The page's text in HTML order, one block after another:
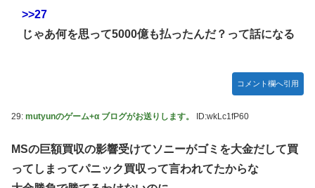
>>27
じゃあ何を思って5000億も払ったんだ？って話になる
コメント欄へ引用
29: mutyunのゲーム+α ブログがお送りします。 ID:wkLc1fP60
MSの巨額買収の影響受けてソニーがゴミを大金だして買
ってしまってパニック買収って言われてたからな